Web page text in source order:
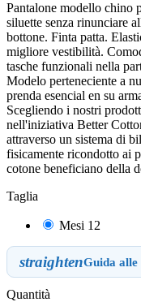
Pantalone modello chino
siluette senza rinunciare
bottone. Finta patta.
migliore vestibilità.
tasche funzionali nella
Modelo perteneciente a
prenda esencial en su
Scegliendo i nostri
nell'iniziativa Better
attraverso un sistema di
fisicamente ricondotto ai
cotone beneficiano della
Taglia
Mesi 12
straightenGuida alle
Quantità